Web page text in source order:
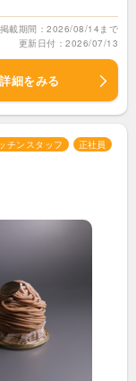
掲載期間：2026/08/14まで
更新日付：2026/07/13
詳細をみる
チンスタッフ
正社員